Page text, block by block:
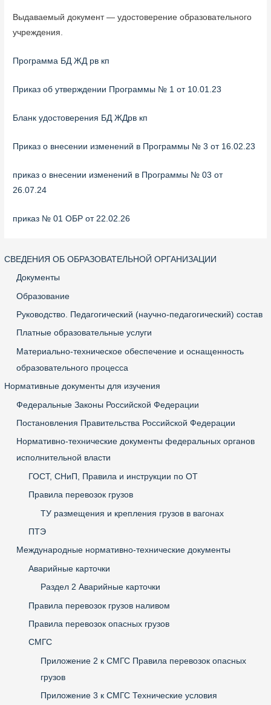
СВЕДЕНИЯ ОБ ОБРАЗОВАТЕЛЬНОЙ ОРГАНИЗАЦИИ
Документы
Образование
Руководство. Педагогический (научно-педагогический) состав
Платные образовательные услуги
Материально-техническое обеспечение и оснащенность
образовательного процесса
Нормативные документы для изучения
Федеральные Законы Российской Федерации
Постановления Правительства Российской Федерации
Нормативно-технические документы федеральных органов
исполнительной власти
ГОСТ, СНиП, Правила и инструкции по ОТ
Правила перевозок грузов
ТУ размещения и крепления грузов в вагонах
ПТЭ
Международные нормативно-технические документы
Аварийные карточки
Раздел 2 Аварийные карточки
Правила перевозок грузов наливом
Правила перевозок опасных грузов
СМГС
Приложение 2 к СМГС Правила перевозок опасных
грузов
Приложение 3 к СМГС Технические условия
Выдаваемый документ — удостоверение образовательного
учреждения.
Программа БД ЖД рв кп
Приказ об утверждении Программы № 1 от 10.01.23
Бланк удостоверения БД ЖДрв кп
Приказ о внесении изменений в Программы № 3 от 16.02.23
приказ о внесении изменений в Программы № 03 от
26.07.24
приказ № 01 ОБР от 22.02.26